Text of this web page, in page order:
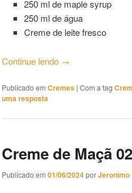
250 ml de maple syrup
250 ml de água
Creme de leite fresco
Continue lendo →
Publicado em Cremes | Com a tag
uma resposta
Creme de Maçã 02
Publicado em 01/06/2024porJeronimo